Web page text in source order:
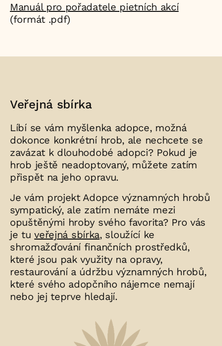
Manuál pro pořadatele pietních akcí
(formát .pdf)
Veřejná sbírka
Líbí se vám myšlenka adopce, možná
dokonce konkrétní hrob, ale nechcete se
zavázat k dlouhodobé adopci? Pokud je
hrob ještě neadoptovaný, můžete zatím
přispět na jeho opravu.
Je vám projekt Adopce významných hrobů
sympatický, ale zatím nemáte mezi
opuštěnými hroby svého favorita? Pro vás
je tuveřejná sbírka, sloužící ke
shromažďování finančních prostředků,
které jsou pak využity na opravy,
restaurování a údržbu významných hrobů,
které svého adopčního nájemce nemají
nebo jej teprve hledají.